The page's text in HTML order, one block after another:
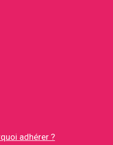
adhérer ?